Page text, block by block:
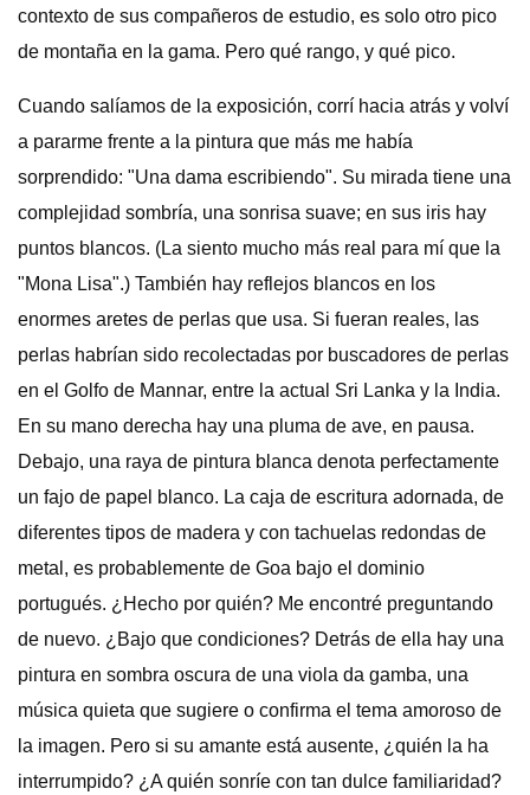
contexto de sus compañeros de estudio, es solo otro pico
de montaña en la gama. Pero qué rango, y qué pico.
Cuando salíamos de la exposición, corrí hacia atrás y volví
a pararme frente a la pintura que más me había
sorprendido: "Una dama escribiendo". Su mirada tiene una
complejidad sombría, una sonrisa suave; en sus iris hay
puntos blancos. (La siento mucho más real para mí que la
"Mona Lisa".) También hay reflejos blancos en los
enormes aretes de perlas que usa. Si fueran reales, las
perlas habrían sido recolectadas por buscadores de perlas
en el Golfo de Mannar, entre la actual Sri Lanka y la India.
En su mano derecha hay una pluma de ave, en pausa.
Debajo, una raya de pintura blanca denota perfectamente
un fajo de papel blanco. La caja de escritura adornada, de
diferentes tipos de madera y con tachuelas redondas de
metal, es probablemente de Goa bajo el dominio
portugués. ¿Hecho por quién? Me encontré preguntando
de nuevo. ¿Bajo que condiciones? Detrás de ella hay una
pintura en sombra oscura de una viola da gamba, una
música quieta que sugiere o confirma el tema amoroso de
la imagen. Pero si su amante está ausente, ¿quién la ha
interrumpido? ¿A quién sonríe con tan dulce familiaridad?